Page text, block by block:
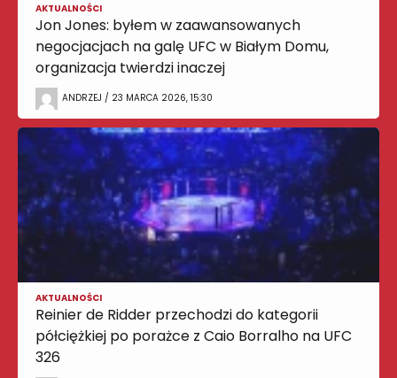
AKTUALNOŚCI
Jon Jones: byłem w zaawansowanych
negocjacjach na galę UFC w Białym Domu,
organizacja twierdzi inaczej
ANDRZEJ / 23 MARCA 2026, 15:30
AKTUALNOŚCI
Reinier de Ridder przechodzi do kategorii
półciężkiej po porażce z Caio Borralho na UFC
326